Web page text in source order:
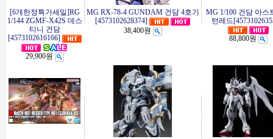
[6개한정특가세일]RG
1/144 ZGMF-X42S 데스
티니 건담
[4573102616166]
29,900원
MG RX-78-4 GUNDAM 건담 4호기
[4573102628374]
38,400원
MG 1/100 건담 아스
턴레드
88,800원